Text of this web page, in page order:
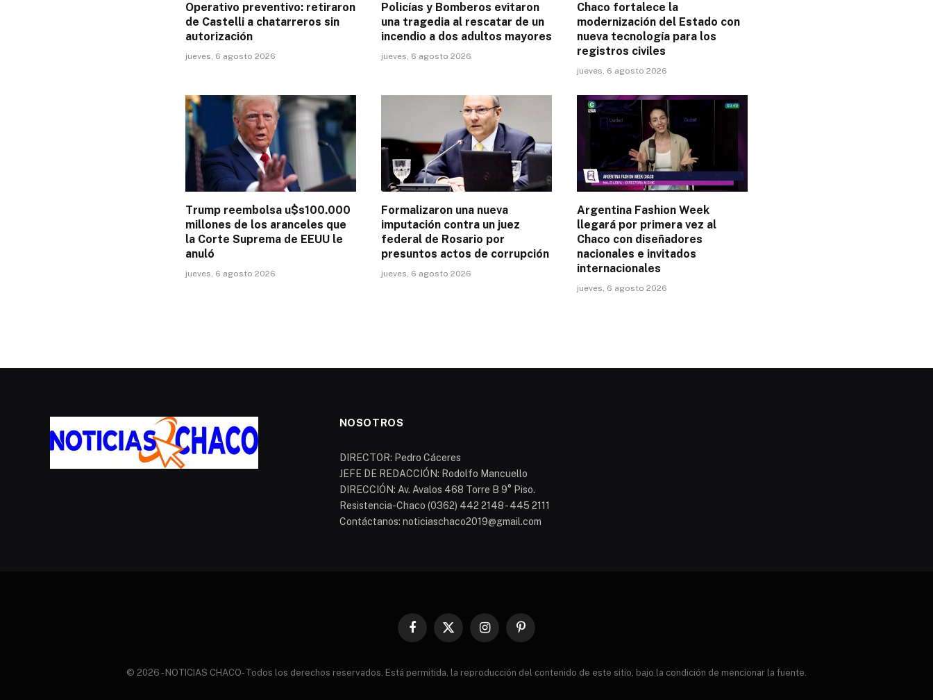
Operativo preventivo: retiraron
de Castelli a chatarreros sin
autorización
jueves, 6 agosto 2026
Policías y Bomberos evitaron
una tragedia al rescatar de un
incendio a dos adultos mayores
jueves, 6 agosto 2026
Chaco fortalece la
modernización del Estado con
nueva tecnología para los
registros civiles
jueves, 6 agosto 2026
Trump reembolsa u$s100.000
millones de los aranceles que
la Corte Suprema de EEUU le
anuló
jueves, 6 agosto 2026
Formalizaron una nueva
imputación contra un juez
federal de Rosario por
presuntos actos de corrupción
jueves, 6 agosto 2026
Argentina Fashion Week
llegará por primera vez al
Chaco con diseñadores
nacionales e invitados
internacionales
jueves, 6 agosto 2026
NOSOTROS
DIRECTOR: Pedro Cáceres
JEFE DE REDACCIÓN: Rodolfo Mancuello
DIRECCIÓN: Av. Avalos 468 Torre B 9° Piso.
Resistencia-Chaco (0362) 442 2148 - 445 2111
Contáctanos: noticiaschaco2019@gmail.com
Facebook
X
InstagramPinterest
© 2026 - NOTICIAS CHACO- Todos los derechos reservados. Está permitida, la reproducción del contenido de este sitio, bajo la condición de mencionar la fuente.